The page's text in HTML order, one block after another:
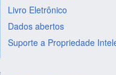
Livro Eletrônico
Dados abertos
Suporte a Propriedade